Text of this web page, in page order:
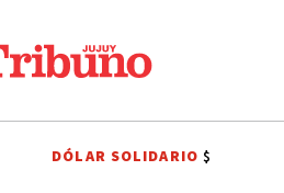
DEL LIBRO EL TALAR VINALITO
DÓLAR SOLIDARIO$